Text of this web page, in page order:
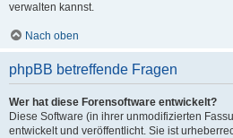
verwalten kannst.
Nach oben
phpBB betreffende Fragen
Wer hat diese Forensoftware entwickelt?
Diese Software (in ihrer unmodifizierten
entwickelt und veröffentlicht. Sie ist